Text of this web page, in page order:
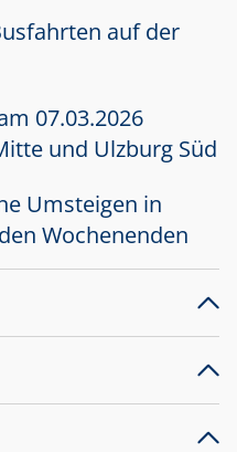
auf der
07.03.2026
und Ulzburg Süd
Umsteigen in
Wochenenden
am
der Bahnstraße in